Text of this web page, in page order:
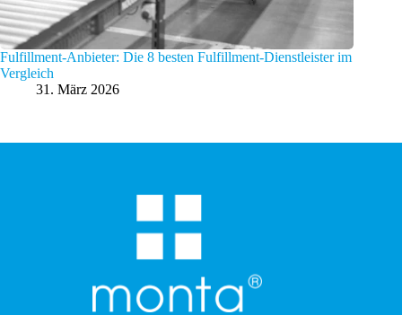
Fulfillment-Anbieter: Die 8 besten Fulfillment-Dienstleister im
Vergleich
31. März 2026